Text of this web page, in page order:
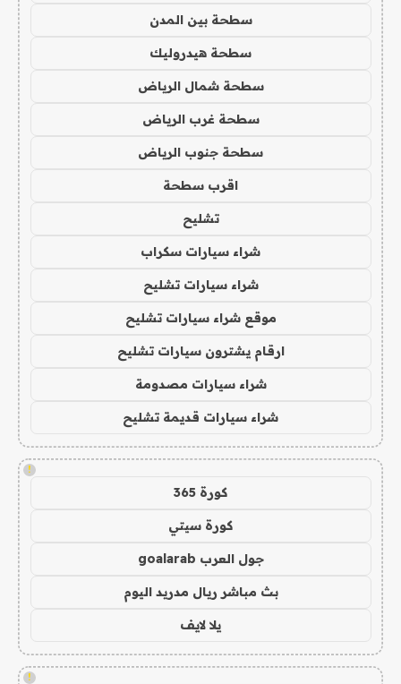
سطحة بين المدن
سطحة هيدروليك
سطحة شمال الرياض
سطحة غرب الرياض
سطحة جنوب الرياض
اقرب سطحة
تشليح
شراء سيارات سكراب
شراء سيارات تشليح
موقع شراء سيارات تشليح
ارقام يشترون سيارات تشليح
شراء سيارات مصدومة
شراء سيارات قديمة تشليح
!
كورة 365
كورة سيتي
جول العرب goalarab
بث مباشر ريال مدريد اليوم
يلا لايف
!